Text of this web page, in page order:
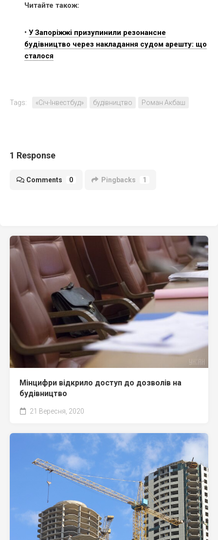
Читайте також:
• У Запоріжжі призупинили резонансне
будівництво через накладання судом арешту: що
сталося
Tags: «Січ-Інвестбуд» будівництво Роман Акбаш
1 Response
Comments 0 Pingbacks 1
Мінцифри відкрило доступ до дозволів на
будівництво
21 Вересня, 2020